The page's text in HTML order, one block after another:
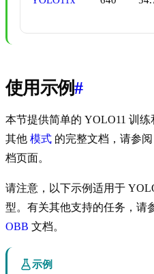
使用示例#
本节提供简单的 YOLO11 训
其他 模式 的完整文档，请参阅
档页面。
请注意，以下示例适用于
型。有关其他支持的任务，请
OBB 文档。
示例